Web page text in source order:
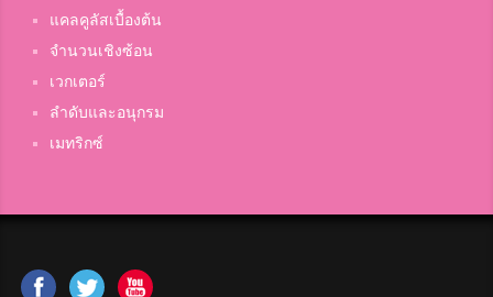
แคลคูลัสเบื้องต้น
จำนวนเชิงซ้อน
เวกเตอร์
ลำดับและอนุกรม
เมทริกซ์